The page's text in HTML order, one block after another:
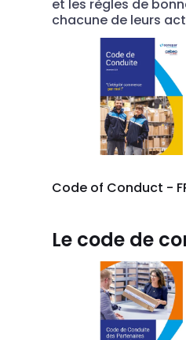
et les règles de
chacune de leurs
Code of Conduct -
Le code de